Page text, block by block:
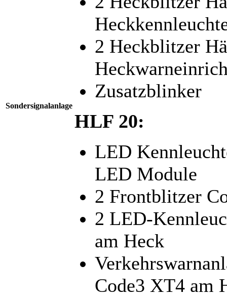
Sondersignalanlage
2 Heckblitzer
Zusatzblinker
HLF 20:
LED
LED Module
2 Frontblitzer
2 LED-
am Heck
Code3 XT4 am